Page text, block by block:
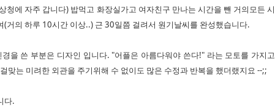
청에 자주 갑니다) 밥먹고 화장실가고 여자친구 만나는 시간을 뺀 거의모든 시
(거의 하루 10시간 이상..) 근 30일쯤 걸려서 원기날씨를 완성했습니다.
을 쓴 부분은 디자인 입니다. "어플은 아름다워야 쓴다!" 라는 모토를 가지고
맞는 미려한 외관을 주기위해 수 없이도 많은 수정과 반복을 했더랬지요 --;;
다.